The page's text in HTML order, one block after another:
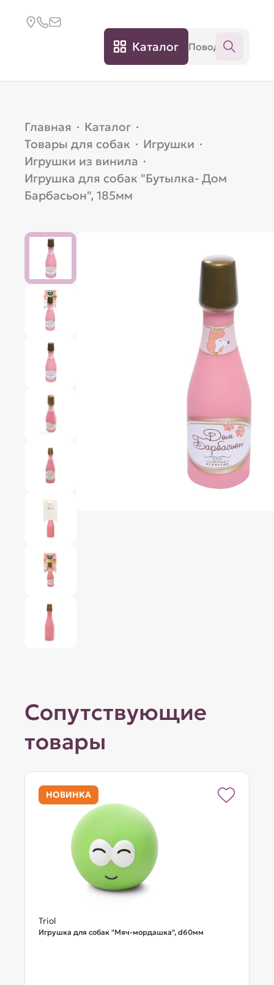
Каталог
Главная · Каталог ·
Товары для собак · Игрушки ·
Игрушки из винила ·
Игрушка для собак "Бутылка- Дом
Барбасьон", 185мм
Сопутствующие
товары
НОВИНКА
Triol
Игрушка для собак "Мяч-мордашка", d60мм